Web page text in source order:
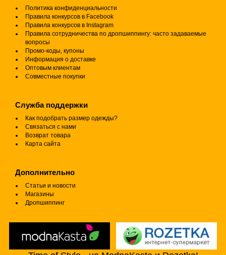
Политика конфиденциальности
Правила конкурсов в Facebook
Правила конкурсов в Instagram
Правила сотрудничества по дропшиппингу: часто задаваемые
вопросы
Промо-коды, купоны
Информация о доставке
Оптовым клиентам
Совместные покупки
Служба поддержки
Как подобрать размер одежды?
Связаться с нами
Возврат товара
Карта сайта
Дополнительно
Статьи и новости
Магазины
Дропшиппинг